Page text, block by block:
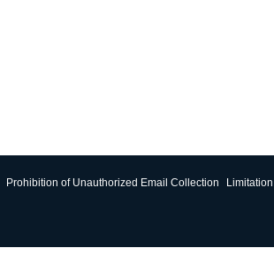
Prohibition of Unauthorized Email Collection